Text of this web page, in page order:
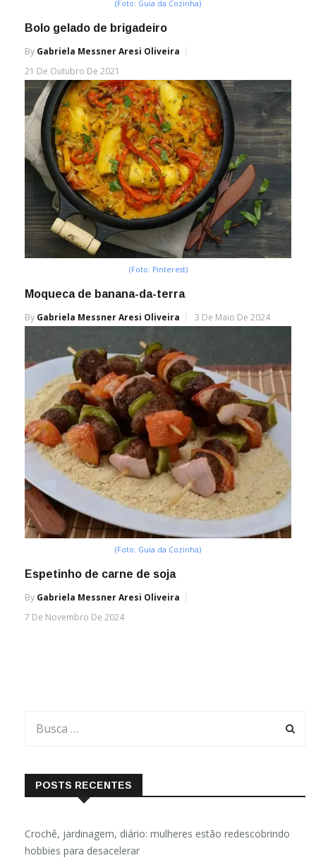
(Foto: Guia da Cozinha)
Bolo gelado de brigadeiro
By Gabriela Messner Aresi Oliveira
21 De Outubro De 2021
(Foto: Pinterest)
Moqueca de banana-da-terra
By Gabriela Messner Aresi Oliveira 3 De Maio De 2024
(Foto: Guia da Cozinha)
Espetinho de carne de soja
By Gabriela Messner Aresi Oliveira
7 De Novembro De 2024
POSTS RECENTES
Crochê, jardinagem, diário: mulheres estão redescobrindo
hobbies para desacelerar